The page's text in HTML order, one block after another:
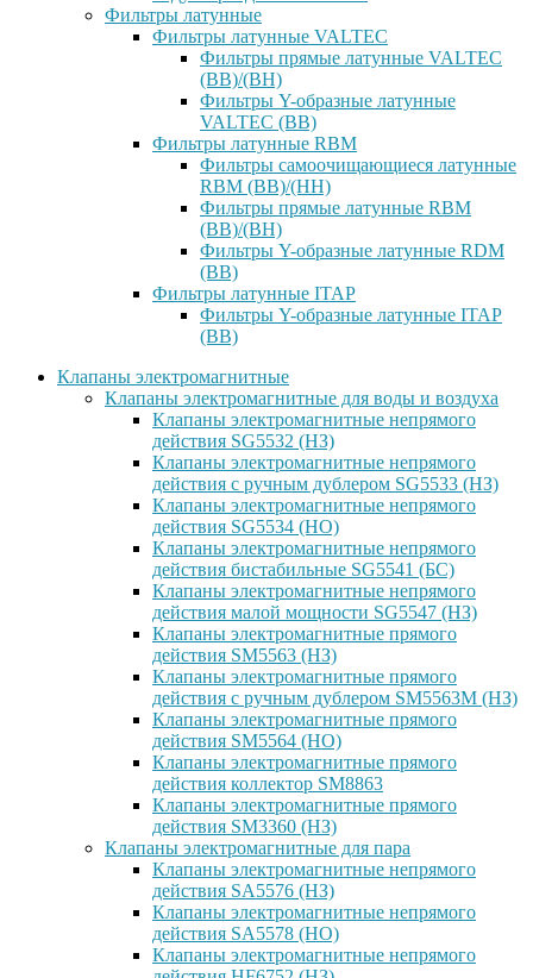
Фильтры латунные
Фильтры латунные VALTEC
Фильтры прямые латунные VALTEC
(ВВ)/(ВН)
Фильтры Y-образные латунные
VALTEC (ВВ)
Фильтры латунные RBM
Фильтры самоочищающиеся латунные
RBM (ВВ)/(НН)
Фильтры прямые латунные RBM
(ВВ)/(ВН)
Фильтры Y-образные латунные RDM
(ВВ)
Фильтры латунные ITAP
Фильтры Y-образные латунные ITAP
(ВВ)
Клапаны электромагнитные
Клапаны электромагнитные для воды и воздуха
Клапаны электромагнитные непрямого
действия SG5532 (НЗ)
Клапаны электромагнитные непрямого
действия с ручным дублером SG5533 (НЗ)
Клапаны электромагнитные непрямого
действия SG5534 (НО)
Клапаны электромагнитные непрямого
действия бистабильные SG5541 (БС)
Клапаны электромагнитные непрямого
действия малой мощности SG5547 (НЗ)
Клапаны электромагнитные прямого
действия SM5563 (НЗ)
Клапаны электромагнитные прямого
действия с ручным дублером SM5563M (НЗ)
Клапаны электромагнитные прямого
действия SM5564 (НО)
Клапаны электромагнитные прямого
дейcтвия коллектор SM8863
Клапаны электромагнитные прямого
действия SM3360 (НЗ)
Клапаны электромагнитные для пара
Клапаны электромагнитные непрямого
действия SA5576 (НЗ)
Клапаны электромагнитные непрямого
действия SA5578 (НО)
Клапаны электромагнитные непрямого